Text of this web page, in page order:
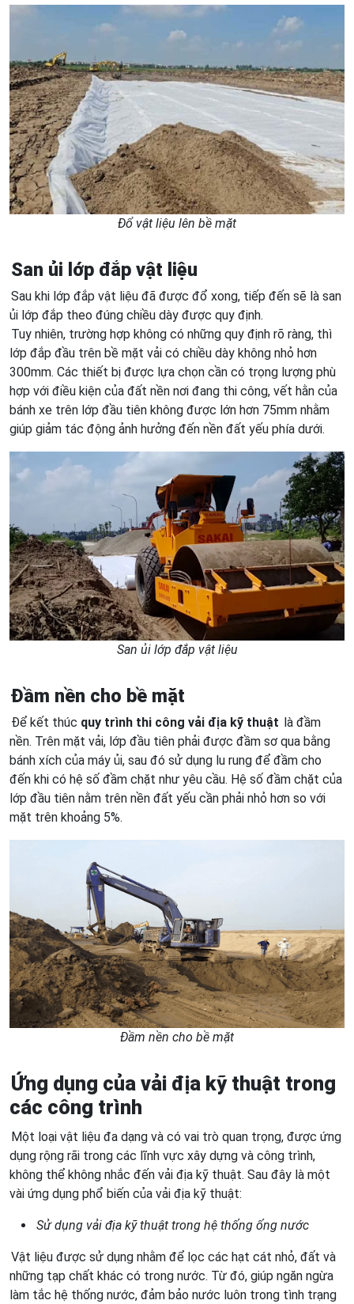
Đổ vật liệu lên bề mặt
San ủi lớp đắp vật liệu
Sau khi lớp đắp vật liệu đã được đổ xong, tiếp đến sẽ là san
ủi lớp đắp theo đúng chiều dày được quy định.
Tuy nhiên, trường hợp không có những quy định rõ ràng, thì
lớp đắp đầu trên bề mặt vải có chiều dày không nhỏ hơn
300mm. Các thiết bị được lựa chọn cần có trọng lượng phù
hợp với điều kiện của đất nền nơi đang thi công, vết hằn của
bánh xe trên lớp đầu tiên không được lớn hơn 75mm nhằm
giúp giảm tác động ảnh hưởng đến nền đất yếu phía dưới.
San ủi lớp đắp vật liệu
Đầm nền cho bề mặt
Để kết thúc quy trình thi công vải địa kỹ thuật là đầm
nền. Trên mặt vải, lớp đầu tiên phải được đầm sơ qua bằng
bánh xích của máy ủi, sau đó sử dụng lu rung để đầm cho
đến khi có hệ số đầm chặt như yêu cầu. Hệ số đầm chặt của
lớp đầu tiên nằm trên nền đất yếu cần phải nhỏ hơn so với
mặt trên khoảng 5%.
Đầm nền cho bề mặt
Ứng dụng của vải địa kỹ thuật trong
các công trình
Một loại vật liệu đa dạng và có vai trò quan trọng, được ứng
dụng rộng rãi trong các lĩnh vực xây dựng và công trình,
không thể không nhắc đến vải địa kỹ thuật. Sau đây là một
vài ứng dụng phổ biến của vải địa kỹ thuật:
Sử dụng vải địa kỹ thuật trong hệ thống ống nước
Vật liệu được sử dụng nhằm để lọc các hạt cát nhỏ, đất và
những tạp chất khác có trong nước. Từ đó, giúp ngăn ngừa
làm tắc hệ thống nước, đảm bảo nước luôn trong tình trạng